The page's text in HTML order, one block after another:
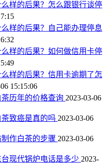
样的后果？怎么跟银行谈停
样的后果？自己能办理停息
样的后果？如何做信用卡停
样的后果？信用卡逾期了怎
15:15:06
历年的价格查询 2023-03-06
致癌是真的吗 2023-03-06
作白茶的步骤 2023-03-06
现代锅炉电话是多少 2023-